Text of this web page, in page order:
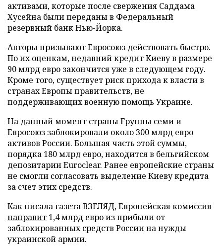
активами, которые после свержения Саддама
Хусейна были переданы в Федеральный
резервный банк Нью-Йорка.
Авторы призывают Евросоюз действовать быстро.
По их оценкам, недавний кредит Киеву в размере
90 млрд евро закончится уже в следующем году.
Кроме того, существует риск прихода к власти в
странах Европы правительств, не
поддерживающих военную помощь Украине.
На данный момент страны Группы семи и
Евросоюз заблокировали около 300 млрд евро
активов России. Большая часть этой суммы,
порядка 180 млрд евро, находится в бельгийском
депозитарии Euroclear. Ранее европейские страны
не смогли согласовать выделение Киеву кредита
за счет этих средств.
Как писала газета ВЗГЛЯД, Европейская комиссия
направит 1,4 млрд евро из прибыли от
заблокированных средств России на нужды
украинской армии.